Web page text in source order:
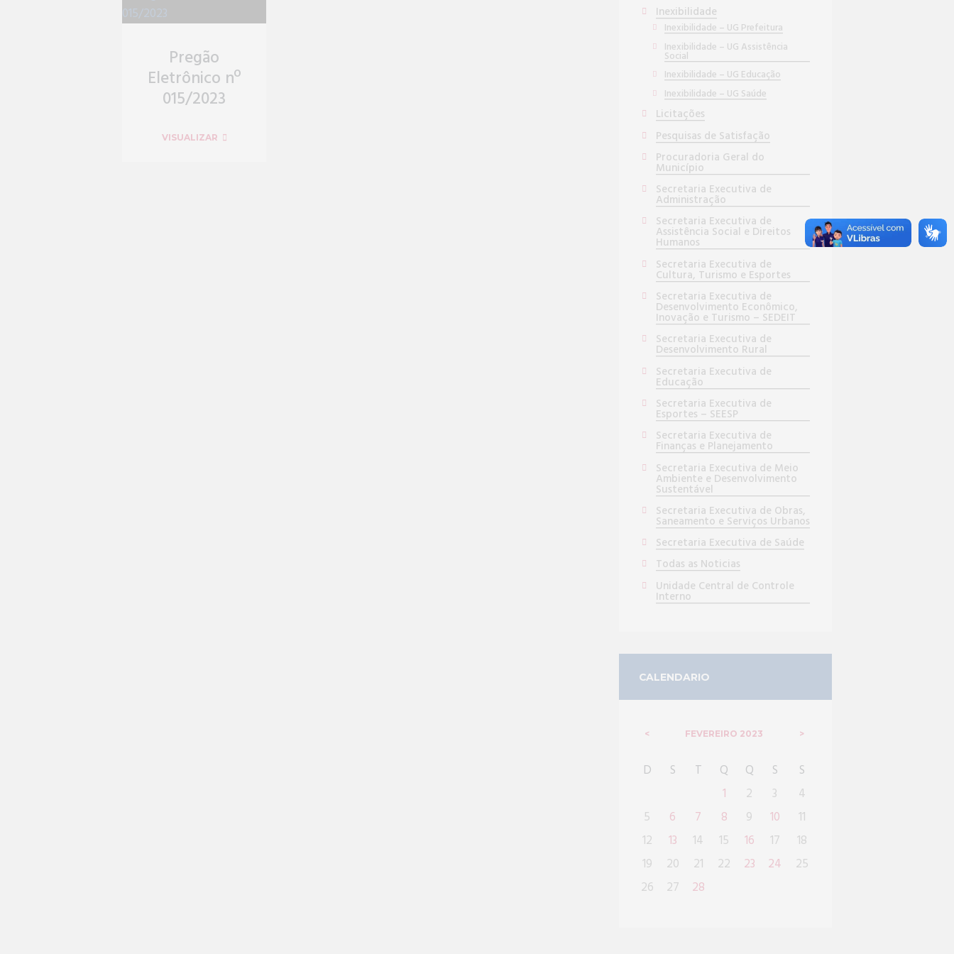
Pregão
Eletrônico nº
015/2023
VISUALIZAR
Inexibilidade
Inexibilidade – UG Prefeitura
Inexibilidade – UG Assistência
Social
Inexibilidade – UG Educação
Inexibilidade – UG Saúde
Licitações
Pesquisas de Satisfação
Procuradoria Geral do
Município
Secretaria Executiva de
Administração
Secretaria Executiva de
Assistência Social e Direitos
Humanos
Secretaria Executiva de
Cultura, Turismo e Esportes
Secretaria Executiva de
Desenvolvimento Econômico,
Inovação e Turismo – SEDEIT
Secretaria Executiva de
Desenvolvimento Rural
Secretaria Executiva de
Educação
Secretaria Executiva de
Esportes – SEESP
Secretaria Executiva de
Finanças e Planejamento
Secretaria Executiva de Meio
Ambiente e Desenvolvimento
Sustentável
Secretaria Executiva de Obras,
Saneamento e Serviços Urbanos
Secretaria Executiva de Saúde
Todas as Noticias
Unidade Central de Controle
Interno
CALENDARIO
FEVEREIRO 2023
D S T Q Q S
S
1
2 3
4
5
6 7 8 9 10
11
12
13 14 15 16 17
18
19
20 21 22 23 24
25
26
27 28